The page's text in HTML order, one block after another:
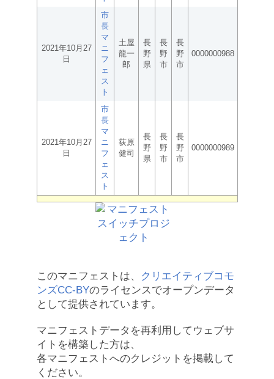
2021年10月27
日
市
長
マ
ニ
フ
ェ
ス
ト
土屋
龍一
郎
長
野
県
長
野
市
長
野
市
0000000988
2021年10月27
日
市
長
マ
ニ
フ
ェ
ス
ト
荻原
健司
長
野
県
長
野
市
長
野
市
0000000989
このマニフェストは、
クリエイティブコモ
ンズCC-BYのライセンスでオープンデータ
として提供されています。
マニフェストデータを再利用してウェブサ
イトを構築した方は、
各マニフェストへのクレジットを掲載して
ください。